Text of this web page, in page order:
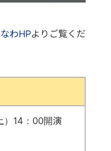
わHPよりご覧くだ
）14：00開演